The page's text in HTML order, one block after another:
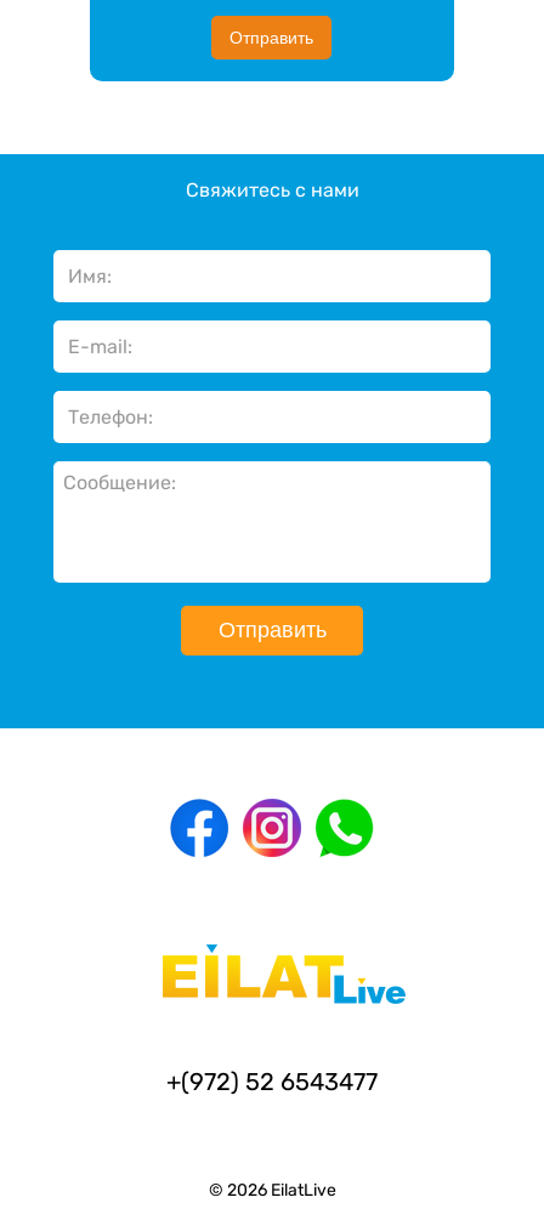
Отправить
Свяжитесь с нами
Отправить
+(972) 52 6543477
© 2026 EilatLive